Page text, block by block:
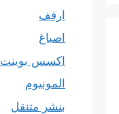
ارفف
اصباغ
اكسس بوينت
المونيوم
بنشر متنقل